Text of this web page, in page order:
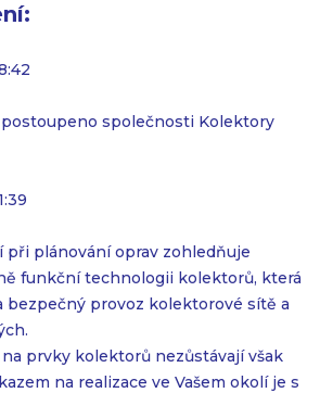
postoupeno společnosti Kolektory
při plánování oprav zohledňuje
funkční technologii kolektorů, která
bezpečný provoz kolektorové sítě a
prvky kolektorů nezůstávají však
na realizace ve Vašem okolí je s